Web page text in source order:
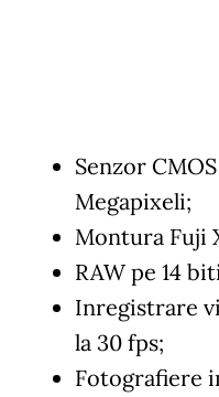
Senzor
Megapixeli;
Montura Fuji
RAW pe 14
Inregistrare
la 30 fps;
Fotografiere